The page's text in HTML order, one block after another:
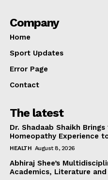
Company
Home
Sport Updates
Error Page
Contact
The latest
Dr. Shadaab Shaikh
Homeopathy Experience
HEALTH August 8, 2026
Abhiraj Shee’s
Academics, Literature